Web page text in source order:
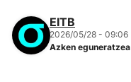
EITB
2026/05/28 - 09:06
Azken eguneratzea